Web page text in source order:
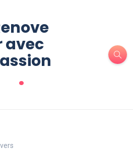
avec
.